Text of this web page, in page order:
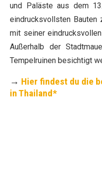
und Paläste aus dem
eindrucksvollsten Bauten
mit seiner
Außerhalb der
Tempelruinen besichtigt
→ Hier findest du die
in Thailand*